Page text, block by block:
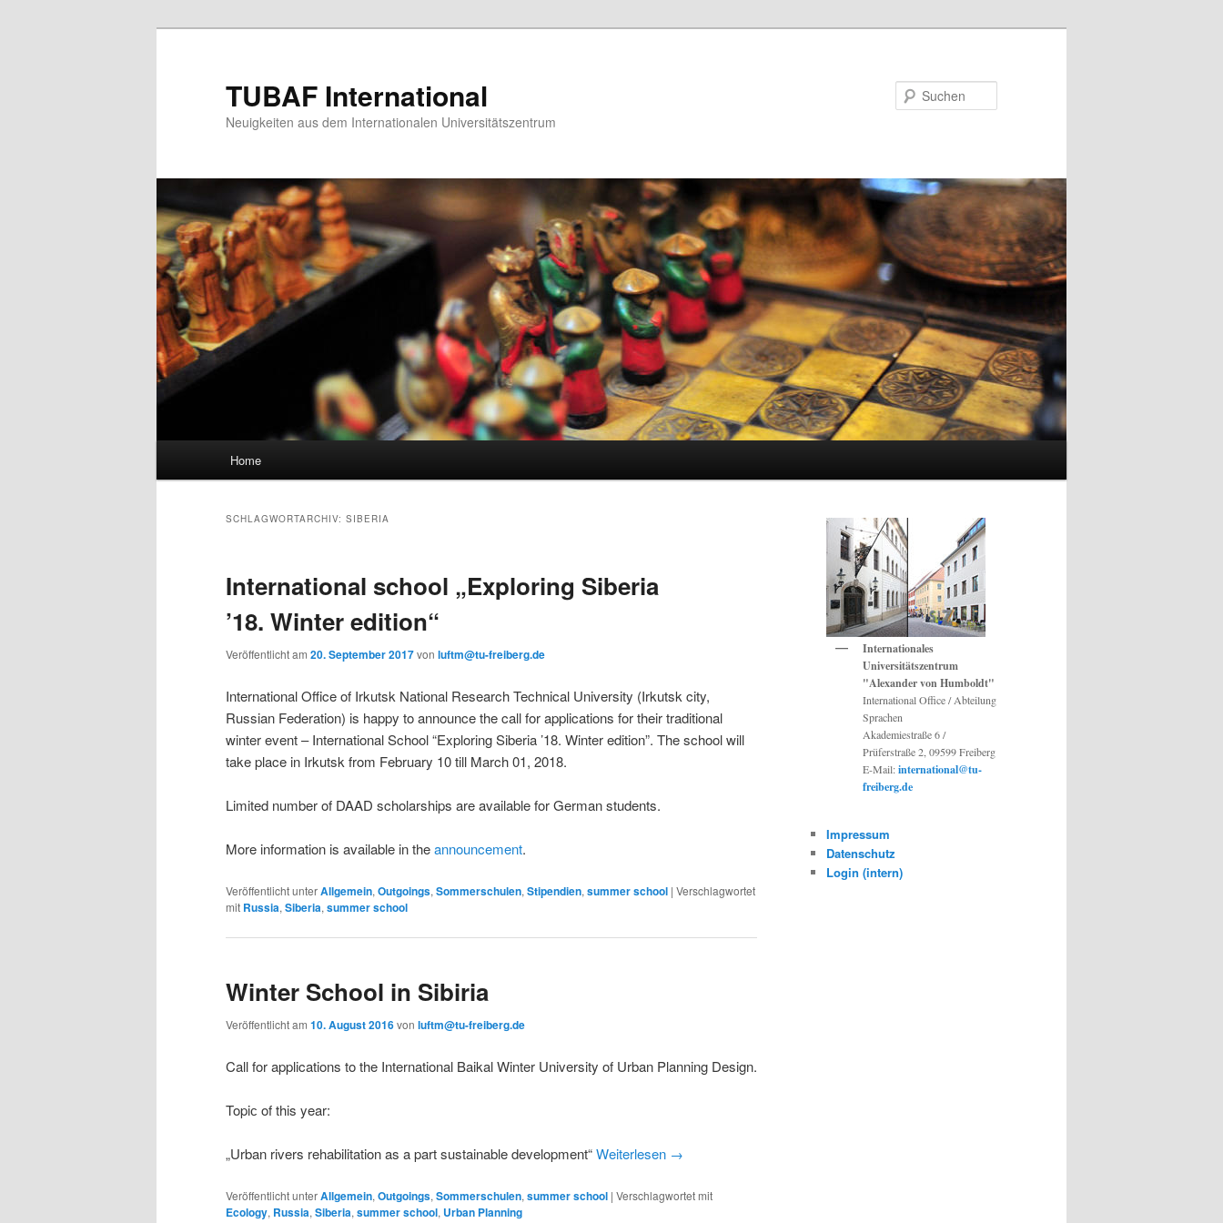
TUBAF International
Neuigkeiten aus dem Internationalen Universitätszentrum
Home
SCHLAGWORTARCHIV: SIBERIA
International school „Exploring Siberia
’18. Winter edition“
Veröffentlicht am 20. September 2017von luftm@tu-freiberg.de
International Office of Irkutsk National Research Technical University (Irkutsk city,
Russian Federation) is happy to announce the call for applications for their traditional
winter event – International School “Exploring Siberia ’18. Winter edition”. The school will
take place in Irkutsk from February 10 till March 01, 2018.
Limited number of DAAD scholarships are available for German students.
More information is available in theannouncement.
Veröffentlicht unterAllgemein, Outgoings, Sommerschulen, Stipendien, summer school | Verschlagwortet
mit Russia, Siberia, summer school
Winter School in Sibiria
Veröffentlicht am 10. August 2016von luftm@tu-freiberg.de
Call for applications to the International Baikal Winter University of Urban Planning Design.
Topiс of this year:
„Urban rivers rehabilitation as a part sustainable development“Weiterlesen →
Veröffentlicht unterAllgemein, Outgoings, Sommerschulen, summer school | Verschlagwortet mit
Ecology, Russia, Siberia, summer school, Urban Planning
Internationales
Universitätszentrum
"Alexander von Humboldt"
International Office / Abteilung
Sprachen
Akademiestraße 6 /
Prüferstraße 2, 09599 Freiberg
E-Mail:international@tu-
freiberg.de
Impressum
Datenschutz
Login (intern)